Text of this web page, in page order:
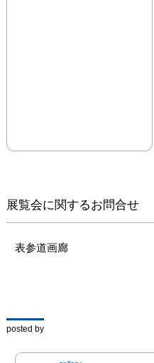
展覧会に関するお問合せ
表参道画廊
posted by